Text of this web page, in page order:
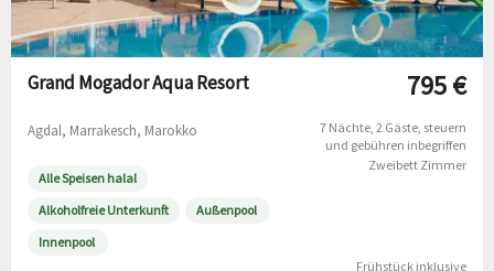
Grand Mogador Aqua Resort
Agdal, Marrakesch, Marokko
Alle Speisen halal
Alkoholfreie Unterkunft
Außenpool
Innenpool
795 €
7 Nächte 2 Gäste steuern
und gebühren inbegriffen
Zweibett Zimmer
Frühstück inklusive